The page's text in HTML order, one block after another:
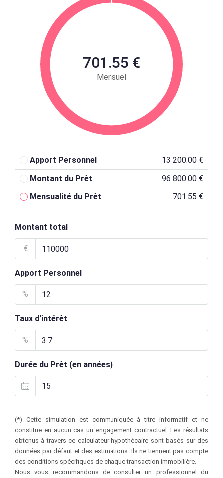
701.55 €
Mensuel
Apport Personnel
13 200.00 €
Montant du Prêt
96 800.00 €
Mensualité du Prêt
701.55 €
Montant total
€
Apport Personnel
%
Taux d'intérêt
%
Durée du Prêt (en années)
(*) Cette simulation est communiquée à titre informatif et ne
constitue en aucun cas un engagement contractuel. Les résultats
obtenus à travers ce calculateur hypothécaire sont basés sur des
données par défaut et des estimations. Ils ne tiennent pas compte
des conditions spécifiques de chaque transaction immobilière.
Nous vous recommandons de consulter un professionnel du